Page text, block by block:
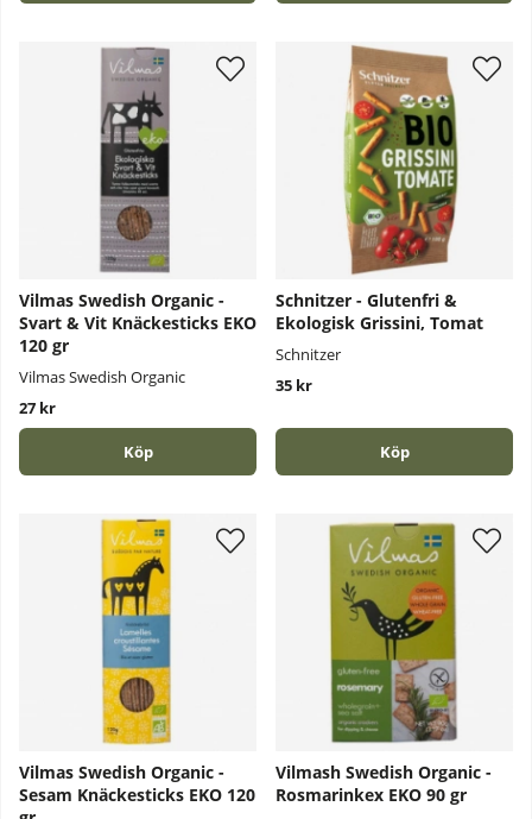
Vilmas Swedish Organic -
Svart & Vit Knäckesticks EKO
120 gr
Vilmas Swedish Organic
27 kr
Köp
Schnitzer - Glutenfri &
Ekologisk Grissini, Tomat
Schnitzer
35 kr
Köp
Vilmas Swedish Organic -
Sesam Knäckesticks EKO 120
Vilmash Swedish Organic -
Rosmarinkex EKO 90 gr